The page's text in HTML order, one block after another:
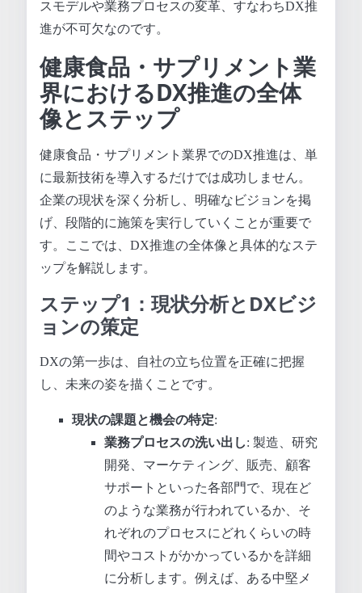
スモデルや業務プロセスの変革、すなわちDX推
進が不可欠なのです。
健康食品・サプリメント業
界におけるDX推進の全体
像とステップ
健康食品・サプリメント業界でのDX推進は、単
に最新技術を導入するだけでは成功しません。
企業の現状を深く分析し、明確なビジョンを掲
げ、段階的に施策を実行していくことが重要で
す。ここでは、DX推進の全体像と具体的なステ
ップを解説します。
ステップ1：現状分析とDXビジ
ョンの策定
DXの第一歩は、自社の立ち位置を正確に把握
し、未来の姿を描くことです。
現状の課題と機会の特定:
業務プロセスの洗い出し: 製造、研究
開発、マーケティング、販売、顧客
サポートといった各部門で、現在ど
のような業務が行われているか、そ
れぞれのプロセスにどれくらいの時
間やコストがかかっているかを詳細
に分析します。例えば、ある中堅メ